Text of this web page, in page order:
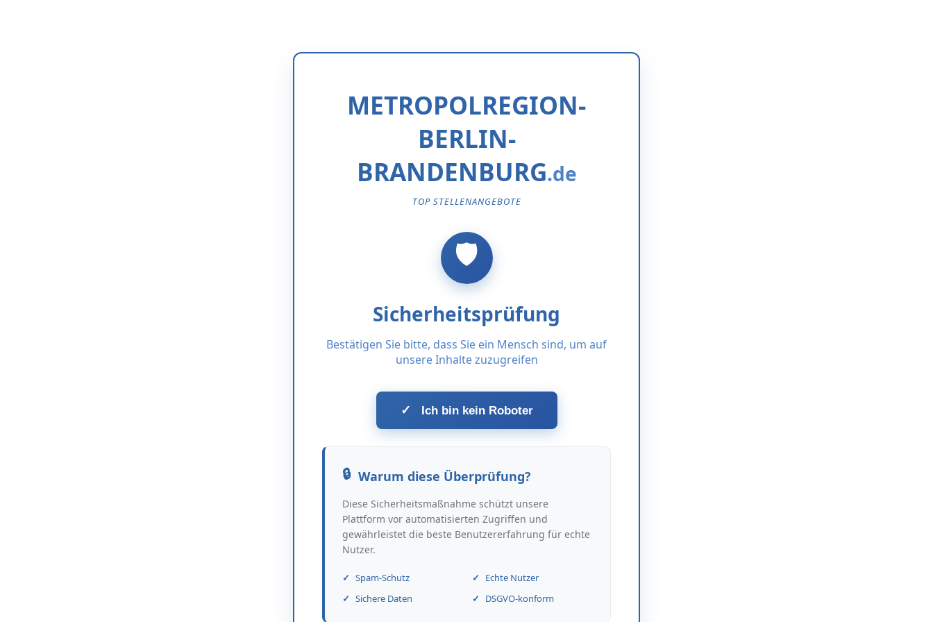
METROPOLREGION-
BERLIN-
BRANDENBURG
TOP STELLENANGEBOTE
Sicherheitsprüfung
Bestätigen Sie bitte, dass Sie ein Mensch sind, um auf
unsere Inhalte zuzugreifen
✓ Ich bin kein Roboter
Warum diese Überprüfung?
Diese Sicherheitsmaßnahme schützt unsere
Plattform vor automatisierten Zugriffen und
gewährleistet die beste Benutzererfahrung für echte
Nutzer.
Spam-Schutz
Echte Nutzer
Sichere Daten
DSGVO-konform